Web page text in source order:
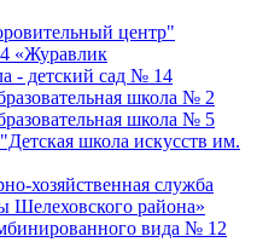
центр"
«Журавлик
- детский сад № 14
школа № 2
школа № 5
школа искусств им.
хозяйственная служба
Шелеховского района»
вида № 12